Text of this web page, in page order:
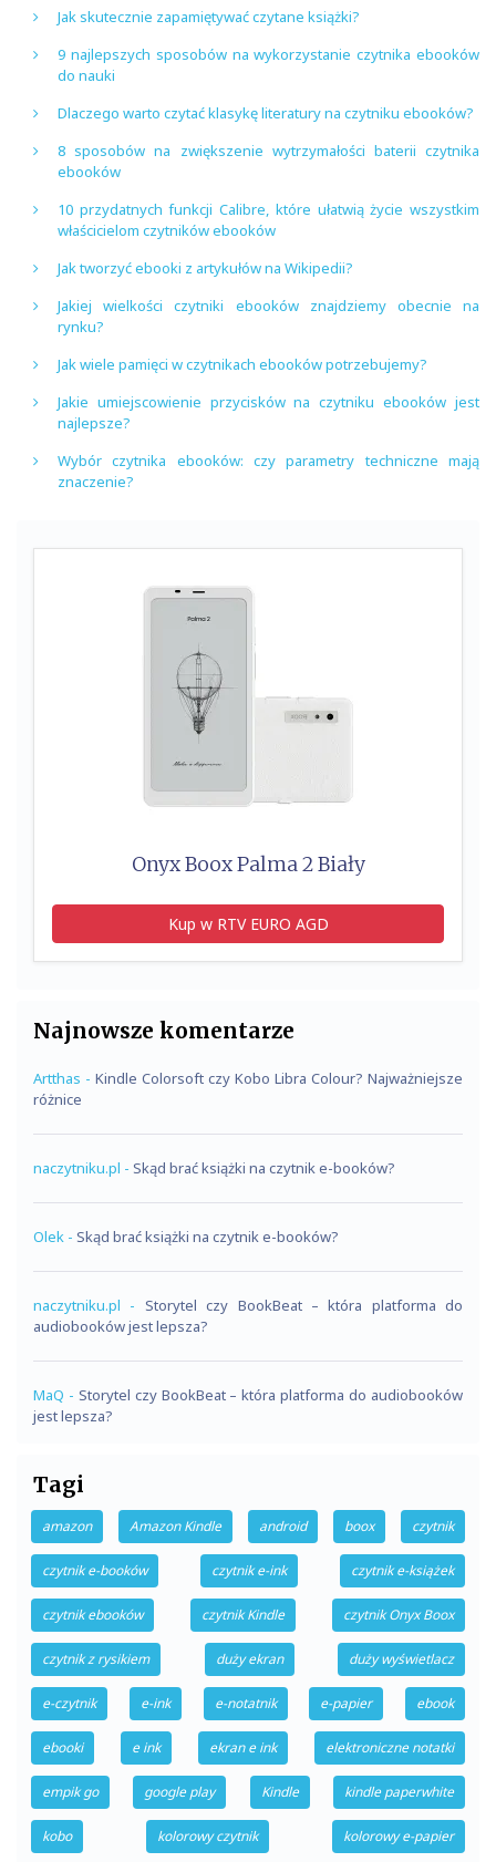
Jak skutecznie zapamiętywać czytane książki?
9 najlepszych sposobów na wykorzystanie czytnika ebooków
do nauki
Dlaczego warto czytać klasykę literatury na czytniku ebooków?
8 sposobów na zwiększenie wytrzymałości baterii czytnika
ebooków
10 przydatnych funkcji Calibre, które ułatwią życie wszystkim
właścicielom czytników ebooków
Jak tworzyć ebooki z artykułów na Wikipedii?
Jakiej wielkości czytniki ebooków znajdziemy obecnie na
rynku?
Jak wiele pamięci w czytnikach ebooków potrzebujemy?
Jakie umiejscowienie przycisków na czytniku ebooków jest
najlepsze?
Wybór czytnika ebooków: czy parametry techniczne mają
znaczenie?
Onyx Boox Palma 2 Biały
Kup w RTV EURO AGD
Najnowsze komentarze
Artthas - Kindle Colorsoft czy Kobo Libra Colour? Najważniejsze
różnice
naczytniku.pl - Skąd brać książki na czytnik e-booków?
Olek - Skąd brać książki na czytnik e-booków?
naczytniku.pl - Storytel czy BookBeat – która platforma do
audiobooków jest lepsza?
MaQ - Storytel czy BookBeat – która platforma do audiobooków
jest lepsza?
Tagi
amazon Amazon Kindle android boox czytnik
czytnik e-booków czytnik e-ink czytnik e-książek
czytnik ebooków czytnik Kindle czytnik Onyx Boox
czytnik z rysikiem duży ekran duży wyświetlacz
e-czytnik e-ink e-notatnik e-papier ebook
ebooki e ink ekran e ink elektroniczne notatki
empik go google play Kindle kindle paperwhite
kobo kolorowy czytnik kolorowy e-papier